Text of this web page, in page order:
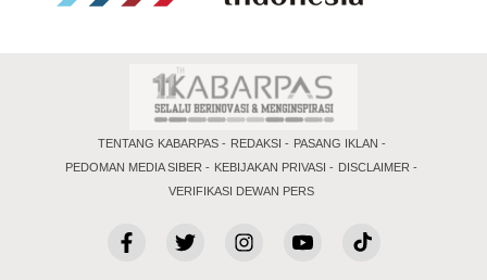
TENTANG KABARPAS REDAKSI
PASANG IKLAN
PEDOMAN MEDIA SIBER
KEBIJAKAN PRIVASI
DISCLAIMER
VERIFIKASI DEWAN PERS